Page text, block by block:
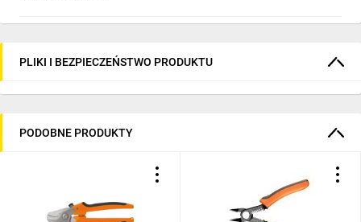
PLIKI I BEZPIECZEŃSTWO PRODUKTU
PODOBNE PRODUKTY